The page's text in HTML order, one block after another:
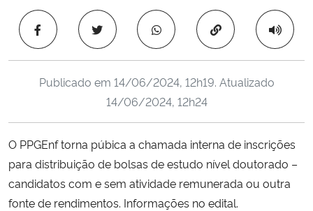
Ministério da Saúde
Ministério de Minas e Energia
Ministério da Ciência, Tecnologia, Inovações e Comunicações
Ministério do Meio Ambiente
Ministério do Turismo
Copiar para área
Publicado em 14/06/2024, 12h19. Atualizado
14/06/2024, 12h24
O PPGEnf torna púbica a chamada interna de inscrições
para distribuição de bolsas de estudo nível doutorado –
candidatos com e sem atividade remunerada ou outra
fonte de rendimentos. Informações no edital.